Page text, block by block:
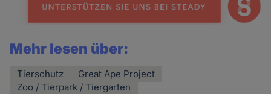
Mehr lesen über:
Tierschutz
Great Ape Project
Zoo / Tierpark / Tiergarten